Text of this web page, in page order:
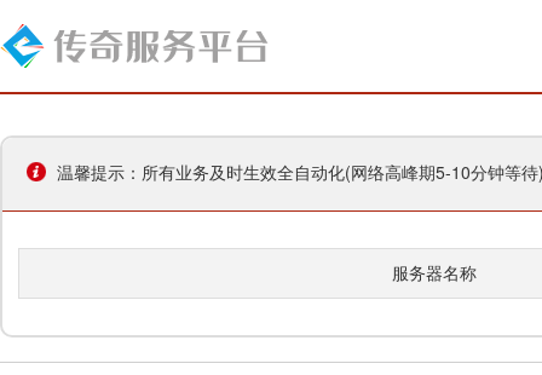
温馨提示：所有业务及时生效全自动化(网络高峰期5-10分钟等
服务器名称